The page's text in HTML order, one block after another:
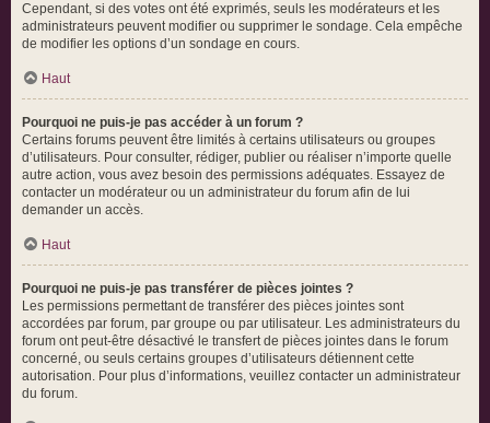
Cependant, si des votes ont été exprimés, seuls les modérateurs et les
administrateurs peuvent modifier ou supprimer le sondage. Cela empêche
de modifier les options d’un sondage en cours.
Haut
Pourquoi ne puis-je pas accéder à un forum ?
Certains forums peuvent être limités à certains utilisateurs ou groupes
d’utilisateurs. Pour consulter, rédiger, publier ou réaliser n’importe quelle
autre action, vous avez besoin des permissions adéquates. Essayez de
contacter un modérateur ou un administrateur du forum afin de lui
demander un accès.
Haut
Pourquoi ne puis-je pas transférer de pièces jointes ?
Les permissions permettant de transférer des pièces jointes sont
accordées par forum, par groupe ou par utilisateur. Les administrateurs du
forum ont peut-être désactivé le transfert de pièces jointes dans le forum
concerné, ou seuls certains groupes d’utilisateurs détiennent cette
autorisation. Pour plus d’informations, veuillez contacter un administrateur
du forum.